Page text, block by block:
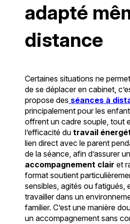
adapté
distance
Certaines situations ne
de se déplacer en cabinet,
propose des séances à
principalement pour les
offrent un cadre souple, tout
l’efficacité dutravail
lien direct avec le parent
de la séance, afin d’assurer un
accompagnement clair et
format soutient
sensibles, agités ou fatigués,
travailler dans un
familier. C’est une manière
un accompagnement sans